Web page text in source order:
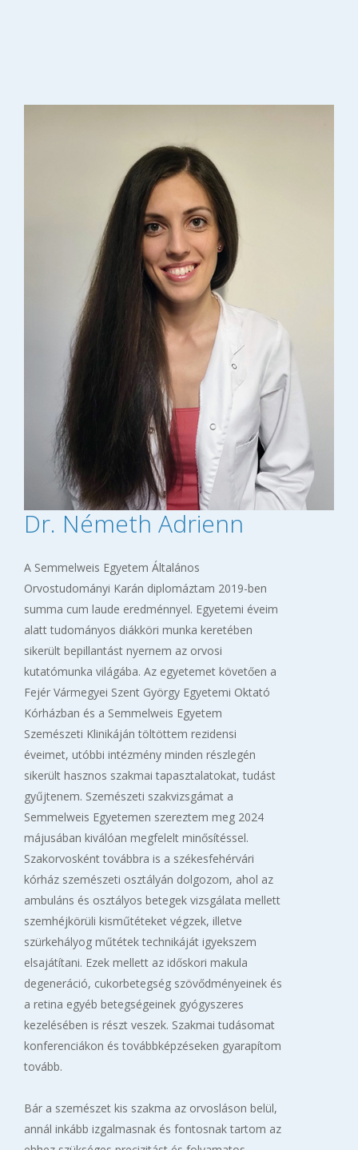
Dr. Németh Adrienn
A Semmelweis Egyetem Általános
Orvostudományi Karán diplomáztam 2019-ben
summa cum laude eredménnyel. Egyetemi éveim
alatt tudományos diákköri munka keretében
sikerült bepillantást nyernem az orvosi
kutatómunka világába. Az egyetemet követően a
Fejér Vármegyei Szent György Egyetemi Oktató
Kórházban és a Semmelweis Egyetem
Szemészeti Klinikáján töltöttem rezidensi
éveimet, utóbbi intézmény minden részlegén
sikerült hasznos szakmai tapasztalatokat, tudást
gyűjtenem. Szemészeti szakvizsgámat a
Semmelweis Egyetemen szereztem meg 2024
májusában kiválóan megfelelt minősítéssel.
Szakorvosként továbbra is a székesfehérvári
kórház szemészeti osztályán dolgozom, ahol az
ambuláns és osztályos betegek vizsgálata mellett
szemhéjkörüli kisműtéteket végzek, illetve
szürkehályog műtétek technikáját igyekszem
elsajátítani. Ezek mellett az időskori makula
degeneráció, cukorbetegség szövődményeinek és
a retina egyéb betegségeinek gyógyszeres
kezelésében is részt veszek. Szakmai tudásomat
konferenciákon és továbbképzéseken gyarapítom
tovább.
Bár a szemészet kis szakma az orvosláson belül,
annál inkább izgalmasnak és fontosnak tartom az